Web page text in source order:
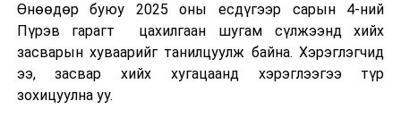
Өнөөдөр буюу 2025 оны есдүгээр сарын 4-ний
Пүрэв гарагт цахилгаан шугам сүлжээнд хийх
засварын хуваарийг танилцуулж байна. Хэрэглэгчид
ээ, засвар хийх хугацаанд хэрэглээгээ түр
зохицуулна уу.